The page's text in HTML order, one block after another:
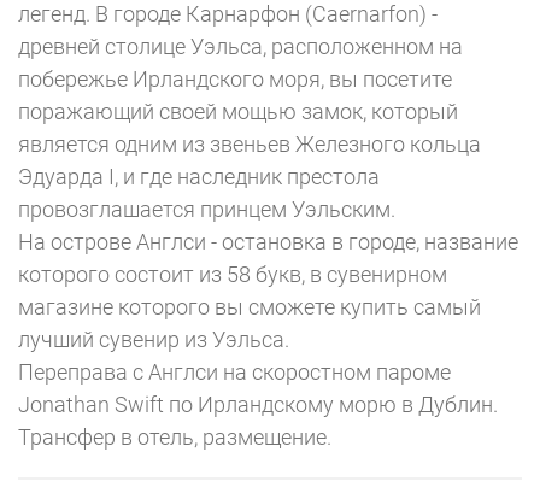
легенд. В городе Карнарфон (Caernarfon) -
древней столице Уэльса, расположенном на
побережье Ирландского моря, вы посетите
поражающий своей мощью замок, который
является одним из звеньев Железного кольца
Эдуарда I, и где наследник престола
провозглашается принцем Уэльским.
На острове Англси - остановка в городе, название
которого состоит из 58 букв, в сувенирном
магазине которого вы сможете купить самый
лучший сувенир из Уэльса.
Переправа с Англси на скоростном пароме
Jonathan Swift по Ирландскому морю в Дублин.
Трансфер в отель, размещение.